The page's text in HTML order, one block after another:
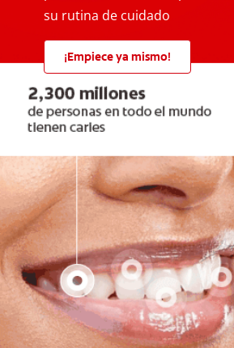
su rutina de cuidado
¡Empiece ya mismo!